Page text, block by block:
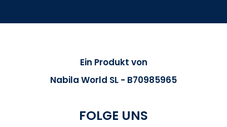
Ein Produkt von
Nabila World SL - B70985965
FOLGE UNS